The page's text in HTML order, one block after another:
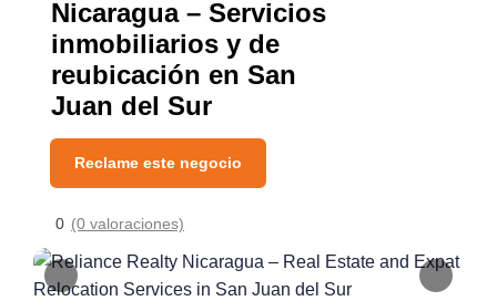
Nicaragua – Servicios
inmobiliarios y de
reubicación en San
Juan del Sur
Reclame este negocio
0 (0 valoraciones)